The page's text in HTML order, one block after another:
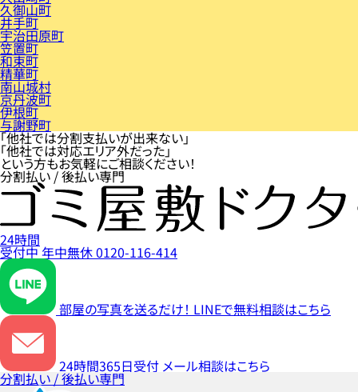
久御山町
井手町
宇治田原町
笠置町
和束町
精華町
南山城村
京丹波町
伊根町
与謝野町
「他社では分割支払いが出来ない」
「他社では対応エリア外だった」
という方もお気軽にご相談ください！
分割払い / 後払い専門
24時間
受付中年中無休0120-116-414
部屋の写真を送るだけ！ LINEで無料相談はこちら
24時間365日受付 メール相談はこちら
分割払い / 後払い専門